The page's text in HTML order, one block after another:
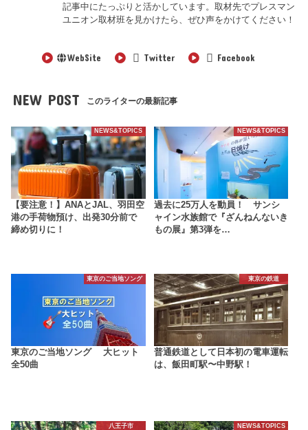
記事中にたっぷりと活かしています。取材先でプレスマン
ユニオン取材班を見かけたら、ぜひ声をかけてください！
WebSite Twitter Facebook
NEW POST このライターの最新記事
NEWS&TOPICS
【要注意！】ANAとJAL、羽田空
港の手荷物預け、出発30分前で
締め切りに！
NEWS&TOPICS
過去に25万人を動員！ サンシ
ャイン水族館で『ざんねんないき
もの展』第3弾を…
東京のご当地ソング
東京のご当地ソング 大ヒット
全50曲
東京の鉄道
普通鉄道として日本初の電車運転
は、飯田町駅〜中野駅！
八王子市 NEWS&TOPICS